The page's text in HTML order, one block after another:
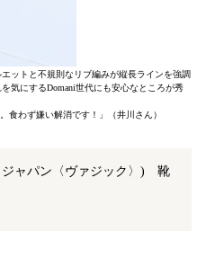
ットと不規則なリブ編みが縦長ラインを強調
気にするDomani世代にも安心なところが秀
食わず嫌い解消です！」（井川さん）
ジャパン〈ヴァジック〉) 靴